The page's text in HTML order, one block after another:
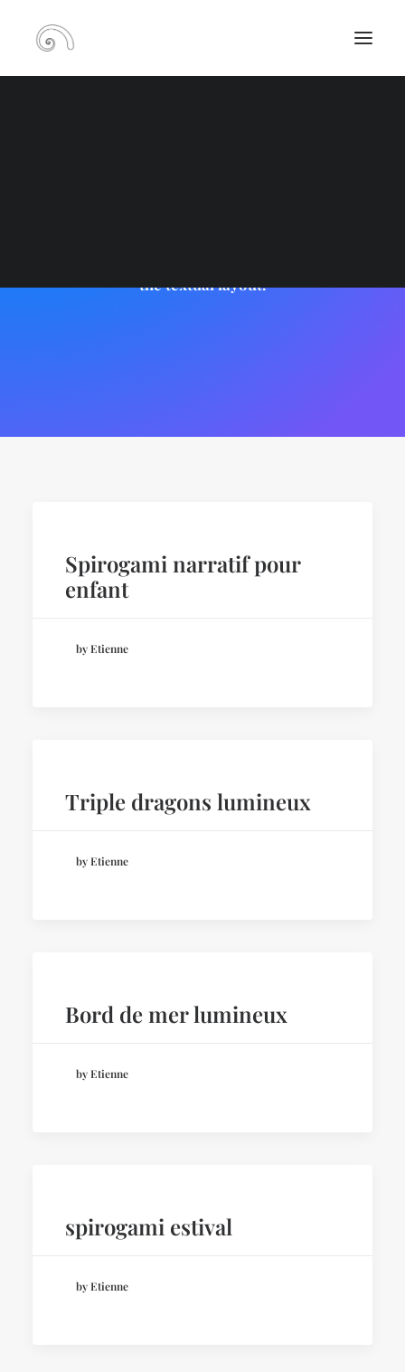
the textual layout.
Spirogami narratif pour
enfant
by Etienne
Triple dragons lumineux
by Etienne
Bord de mer lumineux
by Etienne
spirogami estival
by Etienne